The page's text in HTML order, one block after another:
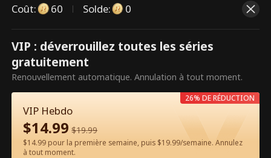
Ce sont des épisodes payants.
Débloquez pour regarder.
60 Débloquer maintenant
Coût: 60 Solde: 0
VIP : déverrouillez toutes les séries
gratuitement
Renouvellement automatique. Annulation à tout moment.
VIP Hebdo
$14.99 $19.99
$14.99 pour la première semaine, puis $19.99/semaine. Annulez
à tout moment.
26% DE RÉDUCTION